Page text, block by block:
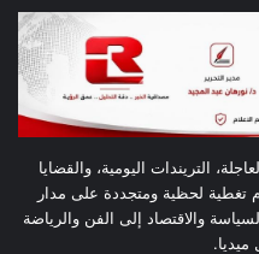
التريندات اليومية، والقضايا
تغطية لحظية ومتجددة على مدار
والاقتصاد إلى الفن والرياضة